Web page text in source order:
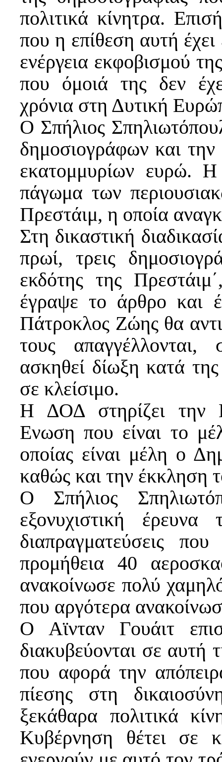
πολιτικά κίνητρα.
που η επίθεση αυτή έχει
ενέργεια εκφοβισμού
που όμοιά της δεν
χρόνια στη Δυτική
Ο Σπήλιος
δημοσιογράφων και
εκατομμυρίων ευρώ. Η
πάγωμα των
Πρεστάιμ, η οποία
Στη δικαστική
πρωί, τρεις
εκδότης της
έγραψε το άρθρο και
Πάτροκλος Ζώης θα
τους
ασκηθεί δίωξη κατά
σε κλείσιμο.
Η ΔΟΔ στηρίζει την
Ενωση που είναι το
οποίας είναι μέλη ο
καθώς και την έκκληση
Ο Σπήλιος
εξονυχιστική
διαπραγματεύσεις
προμήθεια 40
ανακοίνωσε πολύ
που αργότερα
Ο Αϊνταν Γουάιτ
διακυβεύονται σε
που αφορά την
πίεσης στη
ξεκάθαρα πολιτικά
Κυβέρνηση θέτει σε